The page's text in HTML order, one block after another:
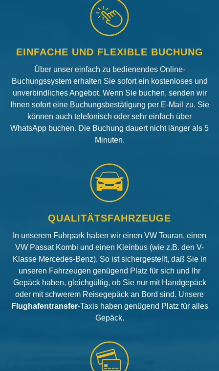
EINFACHE UND FLEXIBLE BUCHUNG
Über unser einfach zu bedienendes Online-
Buchungssystem erhalten Sie sofort ein kostenloses und
unverbindliches Angebot. Wenn Sie buchen, senden wir
Ihnen sofort eine Buchungsbestätigung per E-Mail zu. Sie
können auch telefonisch oder sehr einfach über
WhatsApp buchen. Die Buchung dauert nicht länger als 5
Minuten.
QUALITÄTSFAHRZEUGE
In unserem Fuhrpark haben wir einen VW Touran, einen
VW Passat Kombi und einen Kleinbus (wie z.B. den V-
Klasse Mercedes-Benz). So ist sichergestellt, daß Sie in
unseren Fahrzeugen genügend Platz für sich und Ihr
Gepäck haben, gleichgültig, ob Sie nur mit Handgepäck
oder mit schwerem Reisegepäck an Bord sind. Unsere
Flughafentransfer-Taxis haben genügend Platz für alles
Gepäck.